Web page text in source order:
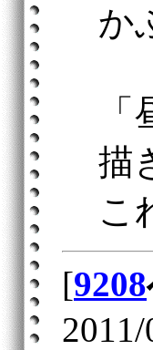
か
描
こ
[9208